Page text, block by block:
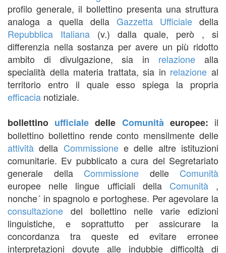
profilo generale, il bollettino presenta una struttura
analoga a quella della Gazzetta Ufficiale della
Repubblica Italiana(v.) dalla quale, però , si
differenzia nella sostanza per avere un più ridotto
ambito di divulgazione, sia in relazione alla
specialità della materia trattata, sia in relazione al
territorio entro il quale esso spiega la propria
efficacia notiziale.
bollettino ufficiale delle Comunitàeuropee: il
bollettino bollettino rende conto mensilmente delle
attività della Commissionee delle altre istituzioni
comunitarie. Ev pubblicato a cura del Segretariato
generale della Commissione delle Comunità
europee nelle lingue ufficiali della Comunità,
nonche´ in spagnolo e portoghese. Per agevolare la
consultazione del bollettino nelle varie edizioni
linguistiche, e soprattutto per assicurare la
concordanza tra queste ed evitare erronee
interpretazioni dovute alle indubbie difficoltà di